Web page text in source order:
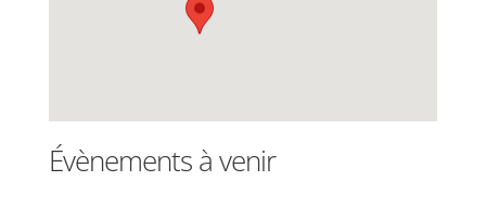
Évènements à venir